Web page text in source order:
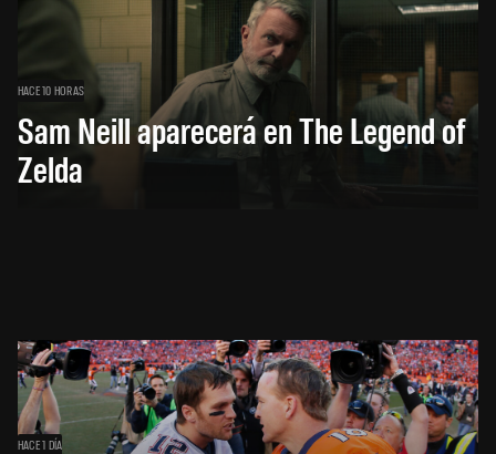
HACE 10 HORAS
Sam Neill aparecerá en The Legend of
Zelda
HACE 1 DÍA